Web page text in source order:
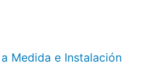
Medida e Instalación